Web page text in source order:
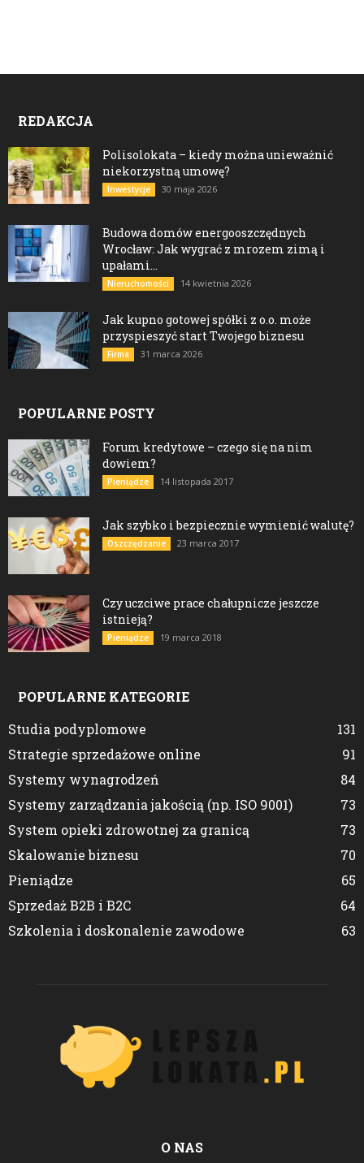
REDAKCJA
Polisolokata – kiedy można unieważnić
niekorzystną umowę?
Inwestycje 30 maja 2026
Budowa domów energooszczędnych
Wrocław: Jak wygrać z mrozem zimą i
upałami...
Nieruchomości 14 kwietnia 2026
Jak kupno gotowej spółki z o.o. może
przyspieszyć start Twojego biznesu
Firma 31 marca 2026
POPULARNE POSTY
Forum kredytowe – czego się na nim
dowiem?
Pieniądze 14 listopada 2017
Jak szybko i bezpiecznie wymienić walutę?
Oszczędzanie 23 marca 2017
Czy uczciwe prace chałupnicze jeszcze
istnieją?
Pieniądze 19 marca 2018
POPULARNE KATEGORIE
Studia podyplomowe
131
Strategie sprzedażowe online
91
Systemy wynagrodzeń
84
Systemy zarządzania jakością (np. ISO 9001)
73
System opieki zdrowotnej za granicą
73
Skalowanie biznesu
70
Pieniądze
65
Sprzedaż B2B i B2C
64
Szkolenia i doskonalenie zawodowe
63
O NAS